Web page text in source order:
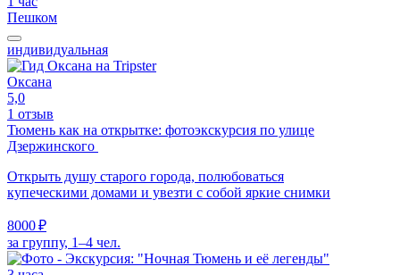
Пешком
индивидуальная
Оксана
5,0
1 отзыв
Тюмень как на открытке: фотоэкскурсия по улице
Дзержинского
Открыть душу старого города, полюбоваться
купеческими домами и увезти с собой яркие снимки
8000 ₽
за группу, 1–4 чел.